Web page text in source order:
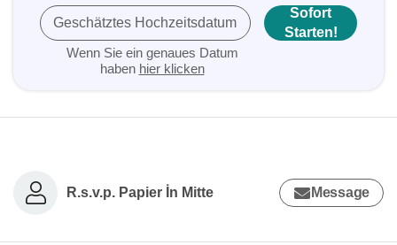
Geschätztes Hochzeitsdatum
Wenn Sie ein genaues Datum
haben hier klicken
Sofort
Starten!
R.s.v.p. Papier İn Mitte Message